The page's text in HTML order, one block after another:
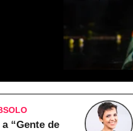
“Gente de